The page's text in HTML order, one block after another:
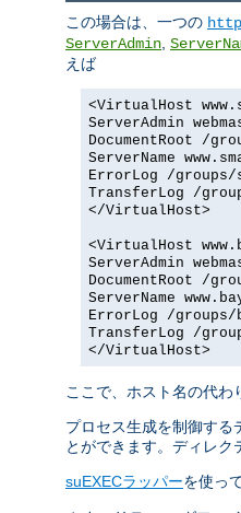
この場合は、一つの
ServerAdmin
えば
<VirtualHost
ServerAdmin
DocumentRoot /
ServerName
ErrorLog /
TransferLog /
</VirtualHost>
<VirtualHost
ServerAdmin
DocumentRoot /
ServerName
ErrorLog /
TransferLog /
</VirtualHost>
ここで、ホスト名の代
プロセス生成を制御する
とができます。ディレ
suEXECラッパーを使っ